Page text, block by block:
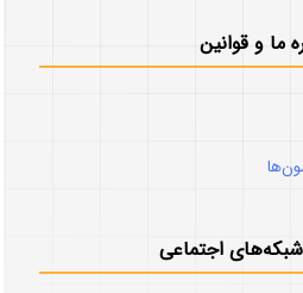
ما و قوانین
اجتماعی